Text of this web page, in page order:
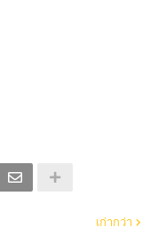
เก่ากว่า